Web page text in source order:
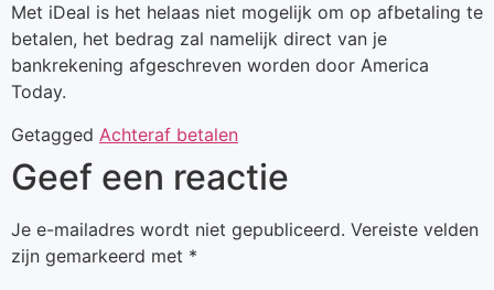
Met iDeal is het helaas niet mogelijk om op afbetaling te
betalen, het bedrag zal namelijk direct van je
bankrekening afgeschreven worden door America
Today.
Getagged Achteraf betalen
Geef een reactie
Je e-mailadres wordt niet gepubliceerd. Vereiste velden
zijn gemarkeerd met *